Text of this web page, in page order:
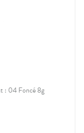
: 04 Foncé 8g